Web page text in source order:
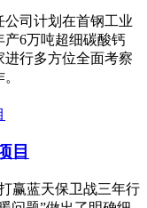
公司计划在首钢工业
产6万吨超细碳酸钙
行多方位全面考察
目
赢蓝天保卫战三年行